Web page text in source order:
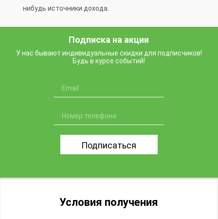
нибудь источники дохода.
Подписка на акции
У нас бывают индивидуальные скидки для подписчиков!
Будь в курсе событий!
Подписаться
Условия получения